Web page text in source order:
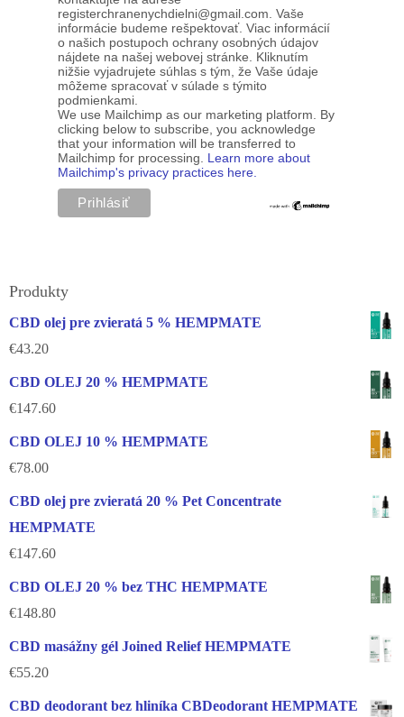
registerchranenychdielni@gmail.com. Vaše
informácie budeme rešpektovať. Viac informácií
o našich postupoch ochrany osobných údajov
nájdete na našej webovej stránke. Kliknutím
nižšie vyjadrujete súhlas s tým, že Vaše údaje
môžeme spracovať v súlade s týmito
podmienkami.
We use Mailchimp as our marketing platform. By
clicking below to subscribe, you acknowledge
that your information will be transferred to
Mailchimp for processing. Learn more about
Mailchimp's privacy practices here.
Produkty
CBD olej pre zvieratá 5 % HEMPMATE
€43.20
CBD OLEJ 20 % HEMPMATE
€147.60
CBD OLEJ 10 % HEMPMATE
€78.00
CBD olej pre zvieratá 20 % Pet Concentrate
HEMPMATE
€147.60
CBD OLEJ 20 % bez THC HEMPMATE
€148.80
CBD masážny gél Joined Relief HEMPMATE
€55.20
CBD deodorant bez hliníka CBDeodorant HEMPMATE